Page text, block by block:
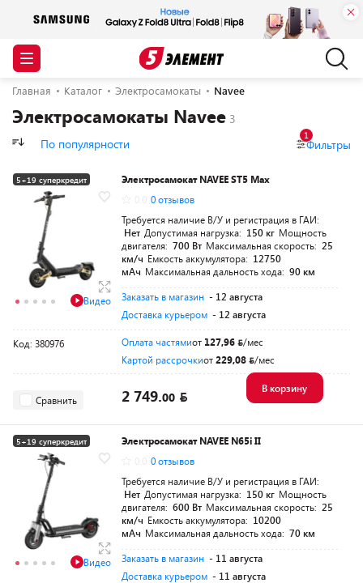
Главная Каталог Электросамокаты Navee
Электросамокаты Navee
По популярности Фильтры
1
5+19 суперкредит
Видео
Электросамокат NAVEE ST5 Max
0 отзывов
Требуется наличие В/У и регистрация в ГАИ:
Нет Допустимая нагрузка: 150 кг Мощность
двигателя: 700 Вт Максимальная скорость: 25
км/ч Емкость аккумулятора: 12750
мАч Максимальная дальность хода: 90 км
Заказать в магазин - 12 августа
Доставка курьером - 12 августа
Код: 380976 Оплата частямиот 127,96
/мес
Картой рассрочкиот229,08 /мес
Сравнить 2 749.00
В корзину
5+19 суперкредит
Видео
Электросамокат NAVEE N65i II
0 отзывов
Требуется наличие В/У и регистрация в ГАИ:
Нет Допустимая нагрузка: 150 кг Мощность
двигателя: 600 Вт Максимальная скорость: 25
км/ч Емкость аккумулятора: 10200
мАч Максимальная дальность хода: 70 км
Заказать в магазин - 11 августа
Доставка курьером - 11 августа